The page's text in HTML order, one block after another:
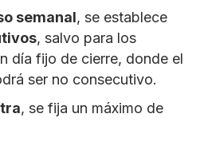
semanal, se establece
, salvo para los
día fijo de cierre, donde el
ser no consecutivo.
, se fija un máximo de